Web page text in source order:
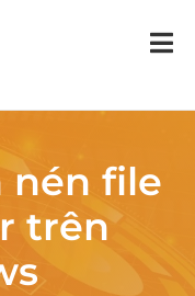
nén file
trên